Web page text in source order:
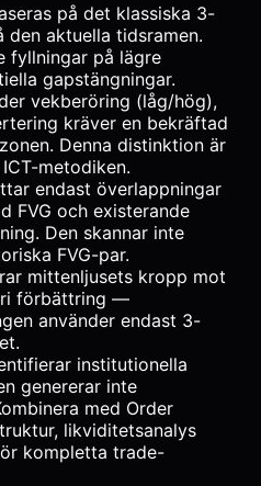
på det klassiska 3-
den aktuella tidsramen.
fyllningar på lägre
gapstängningar.
vekberöring (låg/hög),
kräver en bekräftad
Denna distinktion är
metodiken.
endast överlappningar
FVG och existerande
Den skannar inte
FVG-par.
mittenljusets kropp mot
förbättring —
använder endast 3-
institutionella
genererar inte
med Order
likviditetsanalys
kompletta trade-